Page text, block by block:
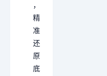
，
精
准
还
原
底